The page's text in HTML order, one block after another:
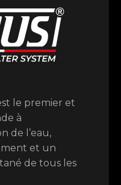
le premier et
à
de l’eau,
et un
de tous les